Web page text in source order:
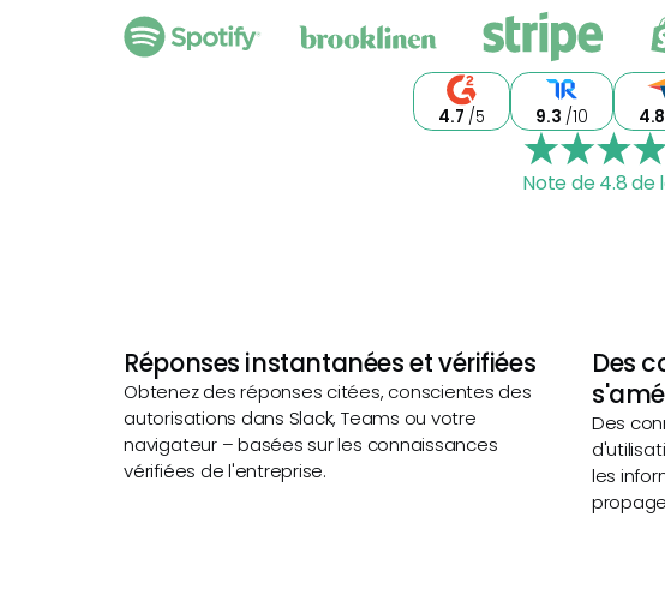
4.7 /5 9.3 /10 4.8
Note de 4.8 de
Réponses instantanées et vérifiées
Obtenez des réponses citées, conscientes des
autorisations dans Slack, Teams ou votre
navigateur – basées sur les connaissances
vérifiées de l'entreprise.
Des
Des
les